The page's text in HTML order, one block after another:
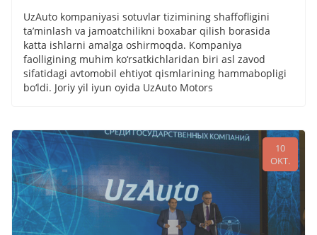
UzAuto kompaniyasi sotuvlar tizimining shaffofligini
ta’minlash va jamoatchilikni boxabar qilish borasida
katta ishlarni amalga oshirmoqda. Kompaniya
faolligining muhim ko‘rsatkichlaridan biri asl zavod
sifatidagi avtomobil ehtiyot qismlarining hammabopligi
bo‘ldi. Joriy yil iyun oyida UzAuto Motors
10
OKT.